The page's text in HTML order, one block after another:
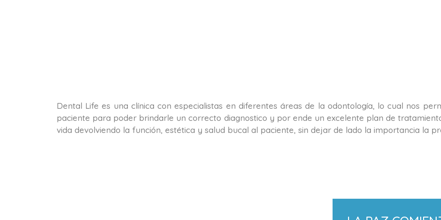
Dental Life es una clínica con especialistas en diferentes áreas de la odontología, lo cual nos
paciente para poder brindarle un correcto diagnostico y por ende un excelente plan de
vida devolviendo la función, estética y salud bucal al paciente, sin dejar de lado la importancia la